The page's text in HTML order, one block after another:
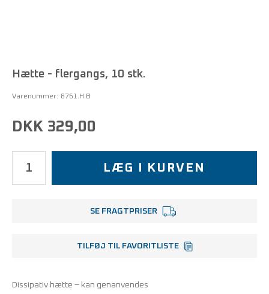
Hætte - flergangs, 10 stk.
Varenummer: 8761.H.B
DKK 329,00
LÆG I KURVEN
SE FRAGTPRISER
TILFØJ TIL FAVORITLISTE
Dissipativ hætte – kan genanvendes